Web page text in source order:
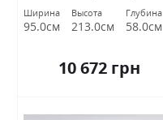
Ширина
95.0см
Высота
213.0см
Глубина
58.0см
10 672 грн